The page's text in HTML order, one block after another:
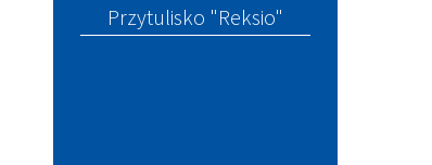
Przytulisko "Reksio"